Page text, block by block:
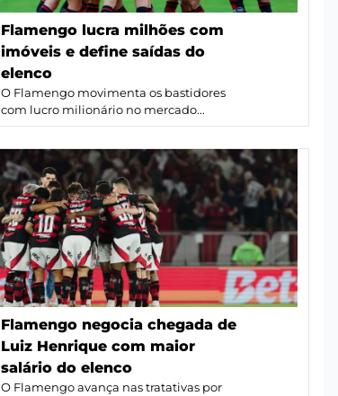
Flamengo lucra milhões com
imóveis e define saídas do
elenco
O Flamengo movimenta os bastidores
com lucro milionário no mercado...
Flamengo negocia chegada de
Luiz Henrique com maior
salário do elenco
O Flamengo avança nas tratativas por